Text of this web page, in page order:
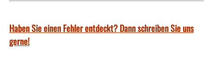
Haben Sie einen Fehler entdeckt? Dann schreiben Sie uns
gerne!